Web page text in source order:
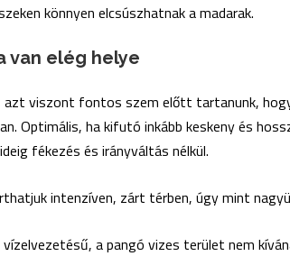
könnyen elcsúszhatnak a madarak.
van elég helye
viszont fontos szem előtt tartanunk,
Optimális, ha kifutó inkább keskeny és
fékezés és irányváltás nélkül.
intenzíven, zárt térben, úgy mint
a pangó vizes terület nem